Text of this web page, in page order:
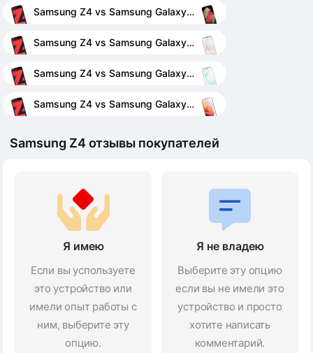
Samsung Z4 vs Samsung Galaxy S21 Ultra 5G
Samsung Z4 vs Samsung Galaxy Note 10 5G
Samsung Z4 vs Samsung Galaxy Note 10+
Samsung Z4 vs Samsung Galaxy S21 5G
Samsung Z4 отзывы покупателей
Я имею
Если вы успользуете
это устройство или
имели опыт работы с
ним, выберите эту
опцию.
Я не владею
Выберите эту опцию
если вы не имели это
устройство и просто
хотите написать
комментарий.